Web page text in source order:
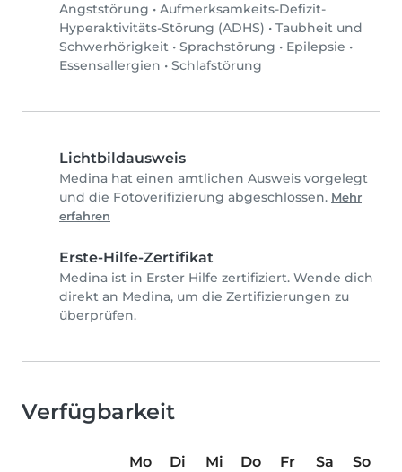
Angststörung • Aufmerksamkeits-Defizit-
Hyperaktivitäts-Störung (ADHS) • Taubheit und
Schwerhörigkeit • Sprachstörung • Epilepsie •
Essensallergien • Schlafstörung
Lichtbildausweis
Medina hat einen amtlichen Ausweis vorgelegt
und die Fotoverifizierung abgeschlossen. Mehr
erfahren
Erste-Hilfe-Zertifikat
Medina ist in Erster Hilfe zertifiziert. Wende dich
direkt an Medina, um die Zertifizierungen zu
überprüfen.
Verfügbarkeit
Mo Di Mi Do Fr Sa
So